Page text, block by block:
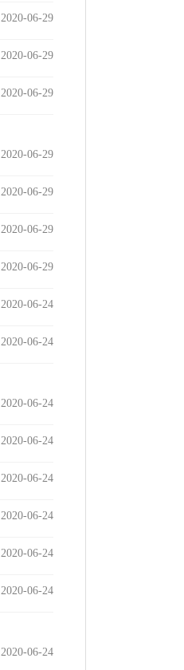
2020-06-29
2020-06-29
2020-06-29
2020-06-29
2020-06-29
2020-06-29
2020-06-29
2020-06-24
2020-06-24
2020-06-24
2020-06-24
2020-06-24
2020-06-24
2020-06-24
2020-06-24
2020-06-24